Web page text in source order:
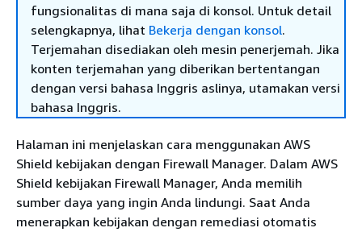
fungsionalitas di mana saja di konsol. Untuk detail
selengkapnya, lihat Bekerja dengan konsol.
Terjemahan disediakan oleh mesin penerjemah. Jika
konten terjemahan yang diberikan bertentangan
dengan versi bahasa Inggris aslinya, utamakan versi
bahasa Inggris.
Halaman ini menjelaskan cara menggunakan AWS
Shield kebijakan dengan Firewall Manager. Dalam AWS
Shield kebijakan Firewall Manager, Anda memilih
sumber daya yang ingin Anda lindungi. Saat Anda
menerapkan kebijakan dengan remediasi otomatis